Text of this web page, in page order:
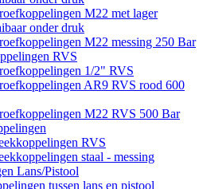
M22 met lager
onder druk
M22 messing 250 Bar
RVS
1/2" RVS
AR9 RVS rood 600
M22 RVS 500 Bar
RVS
staal - messing
Lans/Pistool
tussen lans en pistool